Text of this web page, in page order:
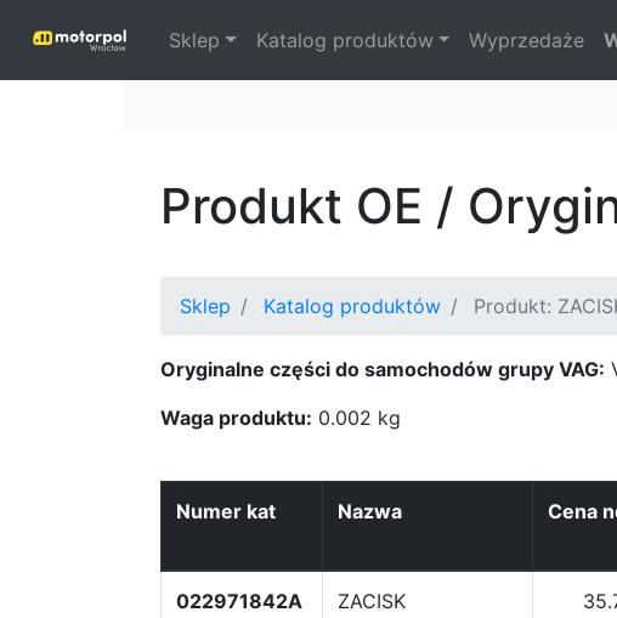
Sklep Katalog produktów Wyprzedaże
Produkt OE /
Sklep Katalog produktów Produkt:
Oryginalne części do samochodów grupy VAG:
Waga produktu: 0.002 kg
Numer kat Nazwa Cena
022971842A ZACISK